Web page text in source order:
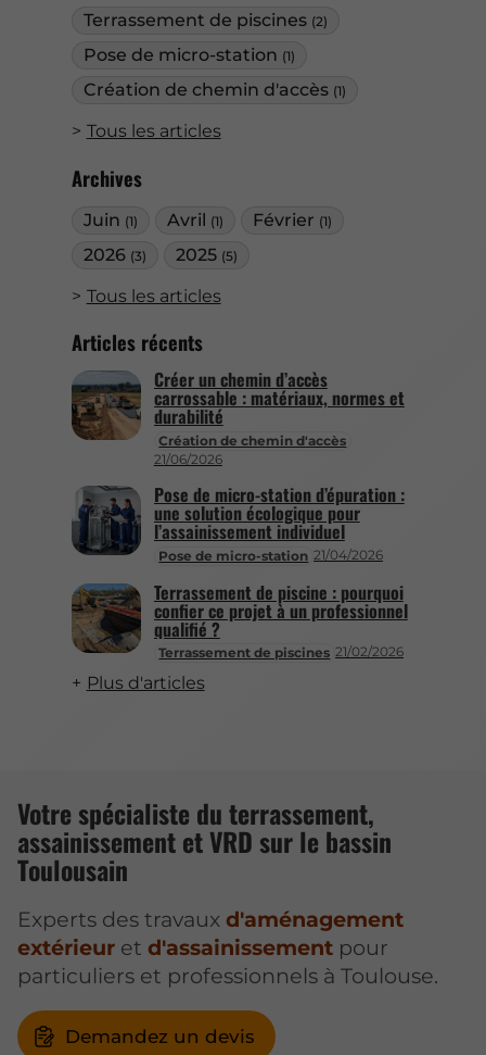
Terrassement de piscines (2)
Pose de micro-station (1)
Création de chemin d'accès (1)
Tous les articles
Archives
Juin (1) Avril (1) Février (1)
2026 (3) 2025 (5)
Tous les articles
Articles récents
Création de chemin d'accès
21/06/2026
Créer un chemin d’accès
carrossable : matériaux, normes et
durabilité
Pose de micro-station 21/04/2026
Pose de micro-station d’épuration :
une solution écologique pour
l’assainissement individuel
Terrassement de piscines 21/02/2026
Terrassement de piscine : pourquoi
confier ce projet à un professionnel
qualifié ?
Plus d'articles
Votre spécialiste du terrassement,
assainissement et VRD sur le bassin
Toulousain
Experts des travaux d'aménagement
extérieur et d'assainissement pour
particuliers et professionnels à Toulouse.
Demandez un devis